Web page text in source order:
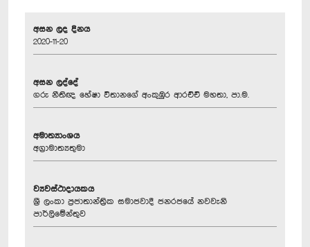
අසන ලද දිනය
2020-11-20
අසන ලද්දේ
ගරු නීතිඥ හේෂා විතානගේ අංකුඹුර ආරච්චි මහතා, පා.ම.
අමාත්‍යාංශය
අග්‍රාමාත්‍යතුමා
ව්‍යවස්ථාදායකය
ශ්‍රී ලංකා ප්‍රජාතාන්ත්‍රික සමාජවාදී ජනරජයේ නවවැනි
පාර්ලිමේන්තුව